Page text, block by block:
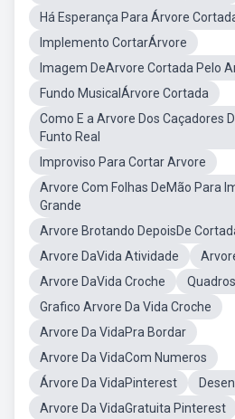
Há Esperança Para Árvore
Implemento CortarÁrvore
Imagem DeArvore Cortada Pelo
Fundo MusicalÁrvore Cortada
Como E a Arvore Dos Caçadores
Funto Real
Improviso Para Cortar Arvore
Arvore Com Folhas DeMão Para
Grande
Arvore Brotando DepoisDe
Arvore DaVida Atividade
Arvore DaVida Croche
Grafico Arvore Da Vida Croche
Arvore Da VidaPra Bordar
Arvore Da VidaCom Numeros
Árvore Da VidaPinterest
Arvore Da VidaGratuita Pinterest